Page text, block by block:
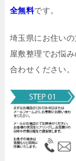
全無料です。
埼玉県にお住い
屋敷整理でお悩
合わせください。